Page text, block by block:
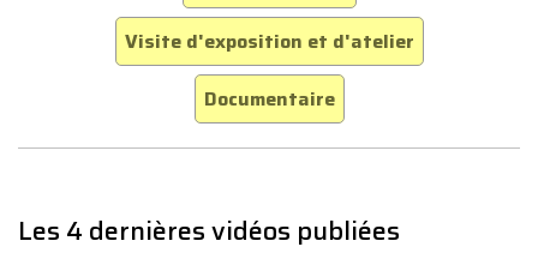
Visite d'exposition et d'atelier
Documentaire
Les 4 dernières vidéos publiées